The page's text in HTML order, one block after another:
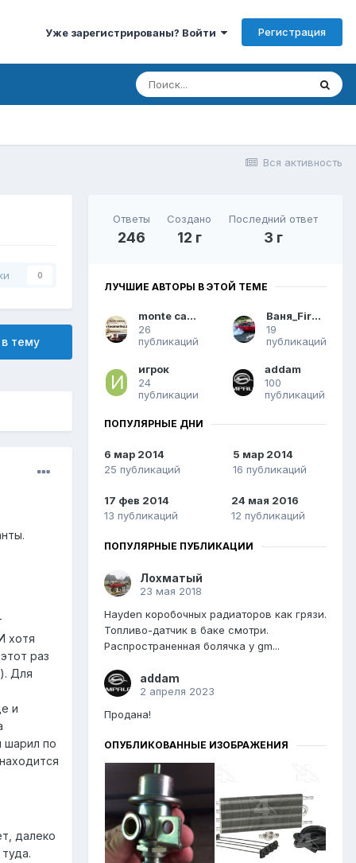
Уже зарегистрированы? Войти Регистрация
Вся активность
0
тему
хотя
раз
Для
и
шарил по
далеко
Ответы
246
Создано
12 г
Последний ответ
3 г
ЛУЧШИЕ АВТОРЫ В ЭТОЙ ТЕМЕ
monte carlo
26
публикаций
Ваня_Firebird
19
публикаций
игрок
24
публикации
addam
100
публикаций
ПОПУЛЯРНЫЕ ДНИ
6 мар 2014
25 публикаций
5 мар 2014
16 публикаций
17 фев 2014
13 публикаций
24 мая 2016
12 публикаций
ПОПУЛЯРНЫЕ ПУБЛИКАЦИИ
Лохматый
23 мая 2018
Hayden коробочных радиаторов как грязи.
Топливо-датчик в баке смотри.
Распространенная болячка у gm...
addam
2 апреля 2023
Продана!
ОПУБЛИКОВАННЫЕ ИЗОБРАЖЕНИЯ